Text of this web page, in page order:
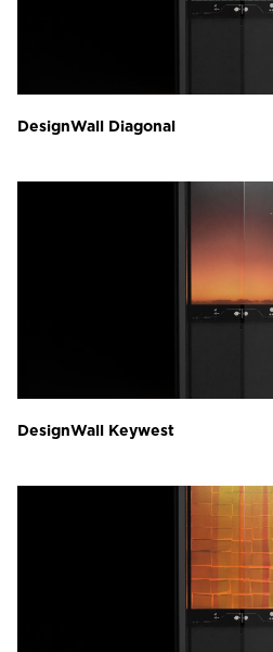
DesignWall Diagonal
DesignWall Keywest